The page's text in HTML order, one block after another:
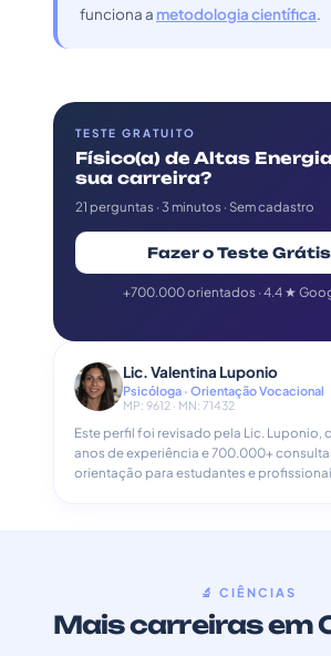
funciona a metodologia científica.
TESTE GRATUITO
Físico(a) de Altas
sua carreira?
21 perguntas · 3 minutos · Sem cadastro
Fazer o Teste
+700.000 orientados · 4.4 ★
Lic. Valentina Luponio
Psicóloga · Orientação Vocacional
MP: 9612 · MN: 71432
Este perfil foi revisado pela Lic. Luponio,
anos de experiência e 700.000+
orientação para estudantes e
🔬 CIÊNCIAS
Mais carreiras em